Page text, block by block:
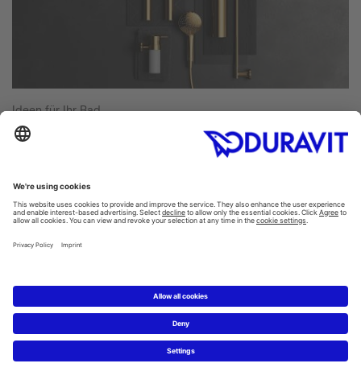
Ideen für Ihr Bad
Frische Impulse und faszinierend vielseitige Badwelten.